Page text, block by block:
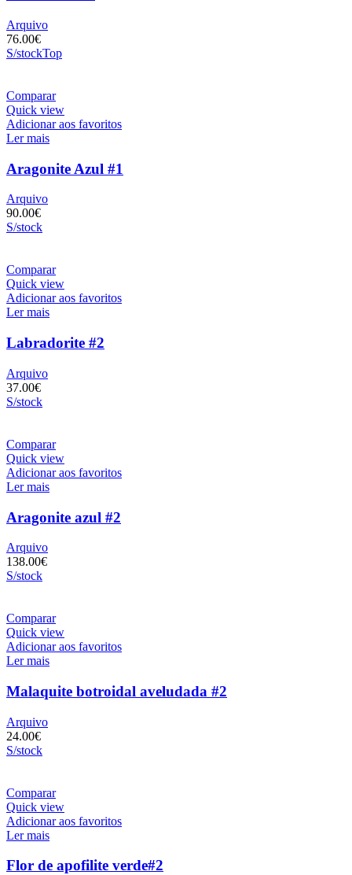
Arquivo
76.00€
S/stockTop
Comparar
Quick view
Adicionar aos favoritos
Ler mais
Aragonite Azul #1
Arquivo
90.00€
S/stock
Comparar
Quick view
Adicionar aos favoritos
Ler mais
Labradorite #2
Arquivo
37.00€
S/stock
Comparar
Quick view
Adicionar aos favoritos
Ler mais
Aragonite azul #2
Arquivo
138.00€
S/stock
Comparar
Quick view
Adicionar aos favoritos
Ler mais
Malaquite botroidal aveludada #2
Arquivo
24.00€
S/stock
Comparar
Quick view
Adicionar aos favoritos
Ler mais
Flor de apofilite verde#2